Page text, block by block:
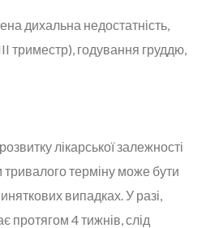
дихальна недостатність,
триместр), годування груддю,
лікарської залежності
терміну може бути
випадках. У разі,
протягом 4 тижнів, слід